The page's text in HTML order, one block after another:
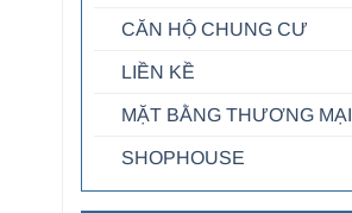
CĂN HỘ CHUNG CƯ
LIỀN KỀ
MẶT BẰNG THƯƠNG MẠI
SHOPHOUSE